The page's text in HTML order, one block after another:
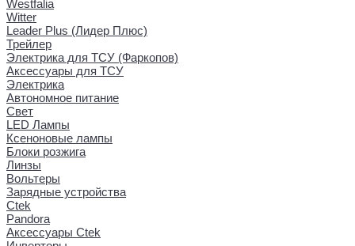
Westfalia
Witter
Leader Plus (Лидер Плюс)
Трейлер
Электрика для ТСУ (Фаркопов)
Аксессуары для ТСУ
Электрика
Автономное питание
Свет
LED Лампы
Ксеноновые лампы
Блоки розжига
Линзы
Вольтеры
Зарядные устройства
Ctek
Pandora
Аксессуары Ctek